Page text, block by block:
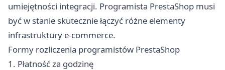
umiejętności integracji. Programista PrestaShop musi
być w stanie skutecznie łączyć różne elementy
infrastruktury e-commerce.
Formy rozliczenia programistów PrestaShop
1. Płatność za godzinę